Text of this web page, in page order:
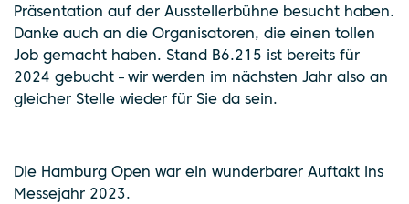
Präsentation auf der Ausstellerbühne besucht haben.
Danke auch an die Organisatoren, die einen tollen
Job gemacht haben. Stand B6.215 ist bereits für
2024 gebucht – wir werden im nächsten Jahr also an
gleicher Stelle wieder für Sie da sein.
Die Hamburg Open war ein wunderbarer Auftakt ins
Messejahr 2023.